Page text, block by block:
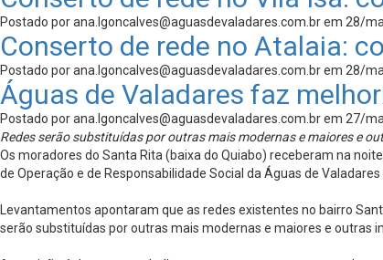
Postado porana.lgoncalves@aguasdevaladares.com.brem 28/
Conserto de rede no Atalaia:
Postado porana.lgoncalves@aguasdevaladares.com.brem 28/
Águas de Valadares faz
Postado porana.lgoncalves@aguasdevaladares.com.brem 27/
Redes serão substituídas por outras mais modernas e maiores e
Os moradores do Santa Rita (baixa do Quiabo) receberam na
de Operação e de Responsabilidade Social da Águas de
Levantamentos apontaram que as redes existentes no bairro
serão substituídas por outras mais modernas e maiores e outras